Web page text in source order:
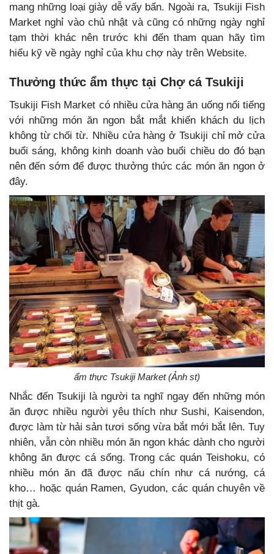
mang những loại giày dễ vấy bẩn. Ngoài ra, Tsukiji Fish
Market nghỉ vào chủ nhật và cũng có những ngày nghỉ
tạm thời khác nên trước khi đến tham quan hãy tìm
hiểu kỹ về ngày nghỉ của khu chợ này trên Website.
Thưởng thức ẩm thực tại Chợ cá Tsukiji
Tsukiji Fish Market có nhiều cửa hàng ăn uống nổi tiếng
với những món ăn ngon bắt mắt khiến khách du lịch
không từ chối từ. Nhiều cửa hàng ở Tsukiji chỉ mở cửa
buổi sáng, không kinh doanh vào buổi chiều do đó bạn
nên đến sớm để được thưởng thức các món ăn ngon ở
đây.
ẩm thực Tsukiji Market (Ảnh st)
Nhắc đến Tsukiji là người ta nghĩ ngay đến những món
ăn được nhiều người yêu thích như Sushi, Kaisendon,
được làm từ hải sản tươi sống vừa bắt mới bắt lên. Tuy
nhiên, vẫn còn nhiều món ăn ngon khác dành cho người
không ăn được cá sống. Trong các quán Teishoku, có
nhiều món ăn đã được nấu chín như cá nướng, cá
kho… hoặc quán Ramen, Gyudon, các quán chuyên về
thịt gà.